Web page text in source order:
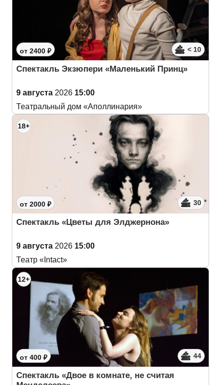
от 2400 ₽ < 10
Спектакль Экзюпери «Маленький Принц»
9 августа 2026 15:00
Театральный дом «Аполлинария»
18+
от 2000 ₽ 30
Спектакль «Цветы для Элджернона»
9 августа 2026 15:00
Театр «Intact»
12+
от 400 ₽ 44
Спектакль «Двое в комнате, не считая